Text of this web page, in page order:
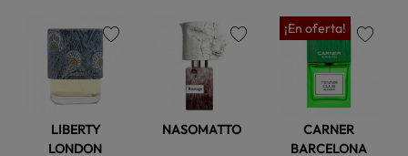
LIBERTY
LONDON
favorite
NASOMATTO
¡En oferta!
CARNER
BARCELONA